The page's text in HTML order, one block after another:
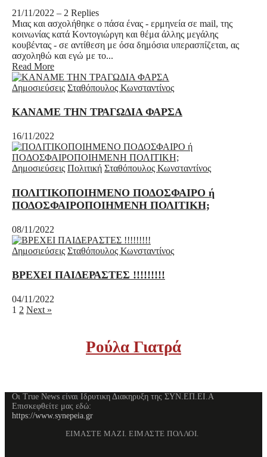
21/11/2022 – 2 Replies
Μιας και ασχολήθηκε ο πάσα ένας - ερμηνεία σε mail, της
κοινωνίας κατά Κοντογιώργη και θέμα άλλης μεγάλης
κουβέντας - σε αντίθεση με όσα δημόσια υπερασπίζεται, ας
ασχοληθώ και εγώ με το...
Read More
Δημοσιεύσεις Σταθόπουλος Κωνσταντίνος
ΚΑΝΑΜΕ ΤΗΝ ΤΡΑΓΩΔΙΑ ΦΑΡΣΑ
16/11/2022
Δημοσιεύσεις Πολιτική Σταθόπουλος Κωνσταντίνος
ΠΟΛΙΤΙΚΟΠΟΙΗΜΕΝΟ ΠΟΔΟΣΦΑΙΡΟ ή
ΠΟΔΟΣΦΑΙΡΟΠΟΙΗΜΕΝΗ ΠΟΛΙΤΙΚΗ;
08/11/2022
Δημοσιεύσεις Σταθόπουλος Κωνσταντίνος
ΒΡΕΧΕΙ ΠΑΙΔΕΡΑΣΤΕΣ !!!!!!!!!
04/11/2022
1 2 Next »
Ρούλα Γιατρά
Οι True News είναι Ιδρυτικη Διακηρυξη της ΣΥΝ.ΕΠ.ΕΙ.Α
Επισκεφθείτε μας εδώ:
https://www.synepeia.gr
ΕΙΜΑΣΤΕ ΜΑΖΙ. ΕΙΜΑΣΤΕ ΠΟΛΛΟΙ.